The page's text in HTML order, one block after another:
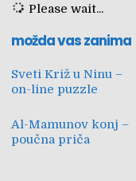
Please wait...
možda vas zanima
Sveti Križ u Ninu –
on-line puzzle
Al-Mamunov konj –
poučna priča